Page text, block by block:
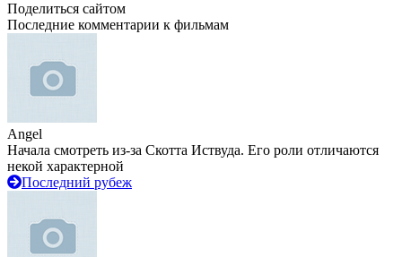
Поделиться сайтом
Последние комментарии к фильмам
Angel
Начала смотреть из-за Скотта Иствуда. Его роли отличаются
некой характерной
Последний рубеж